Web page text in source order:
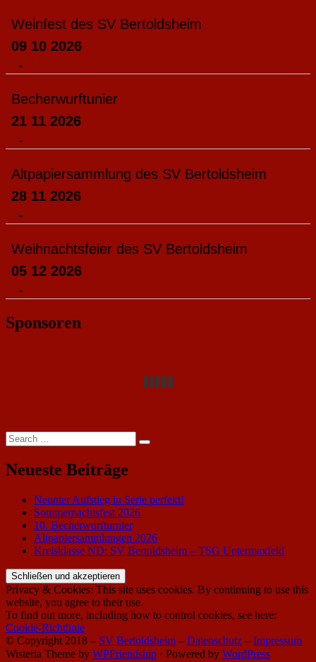
Weinfest des SV Bertoldsheim
09 10 2026
-
Becherwurftunier
21 11 2026
-
Altpapiersammlung des SV Bertoldsheim
28 11 2026
-
Weihnachtsfeier des SV Bertoldsheim
05 12 2026
-
Sponsoren
Search
for:
Search
Neueste Beiträge
Neunter Aufstieg in Serie perfekt!
Sommernachtsfest 2026
10. Becherwurfturnier
Altpapiersammlungen 2026
Kreisklasse ND: SV Bertoldsheim – TSG Untermaxfeld
Privacy & Cookies: This site uses cookies. By continuing to use this
website, you agree to their use.
To find out more, including how to control cookies, see here:
Cookie-Richtlinie
© Copyright 2018 – SV Bertoldsheim – Datenschutz – Impressum
Wisteria Theme by WPFriendship ⋅ Powered by WordPress